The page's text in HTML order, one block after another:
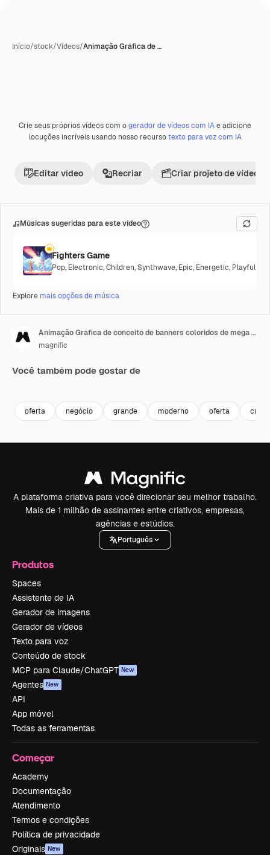
Início/stock/Vídeos/Animação Gráfica de …
Crie seus próprios vídeos com ogerador de vídeos com IAe adicione
locuções incríveis usando nosso recursotexto para voz com IA
Editar vídeo Recriar Criar projeto de vídeo
Músicas sugeridas para este vídeo
Fighters Game
Pop, Electronic,Children,Synthwave, Epic, Energetic, Playful
Explore mais opções de música
Animação Gráfica de conceito de banners coloridos de mega promoção
magnific
Você também pode gostar de
oferta negócio grande moderno oferta
A plataforma criativa para você direcionar seu melhor trabalho.
Mais de 1 milhão de assinantes entre criativos, empresas,
agências e estúdios.
Português
Produtos
Spaces
Assistente de IA
Gerador de imagens
Gerador de vídeos
Texto para voz
Conteúdo de stock
MCP para Claude/ChatGPT New
Agentes New
API
App móvel
Todas as ferramentas
Começar
Academy
Documentação
Atendimento
Termos e condições
Política de privacidade
Originais New